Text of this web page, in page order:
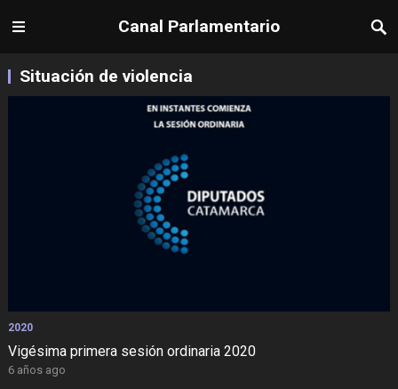
Canal Parlamentario
Situación de violencia
2020
Vigésima primera sesión ordinaria 2020
6 años ago